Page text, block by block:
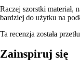
Raczej szorstki materiał,
bardziej do użytku na
Ta recenzja została
Zainspiruj się